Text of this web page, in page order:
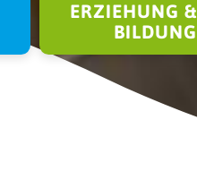
ERZIEHUNG &
BILDUNG